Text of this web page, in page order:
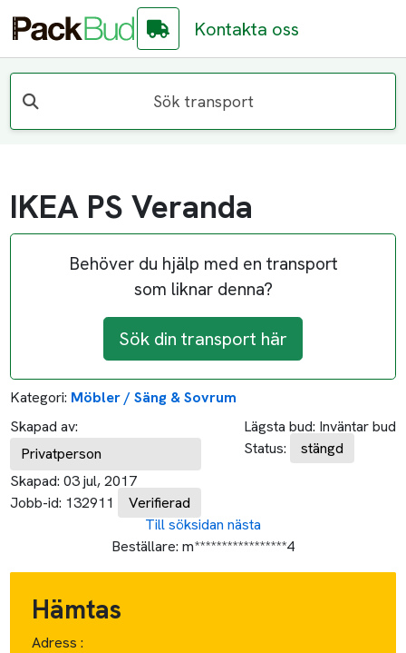
Kontakta oss
Sök transport
IKEA PS Veranda
Behöver du hjälp med en transport
som liknar denna?
Sök din transport här
Kategori: Möbler / Säng & Sovrum
Skapad av:
Privatperson
Skapad: 03 jul, 2017
Jobb-id: 132911 Verifierad
Lägsta bud: Inväntar bud
Status:
stängd
Till söksidan nästa
Beställare: m*****************4
Hämtas
Adress :